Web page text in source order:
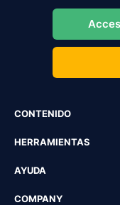
CONTENIDO
HERRAMIENTAS
AYUDA
COMPANY